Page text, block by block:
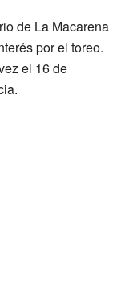
de La Macarena
por el toreo.
el 16 de